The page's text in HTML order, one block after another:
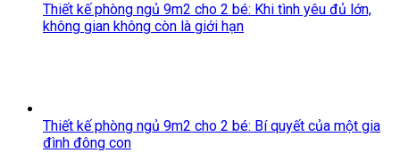
Thiết kế phòng ngủ 9m2 cho 2 bé: Khi tình yêu đủ lớn,
không gian không còn là giới hạn
Thiết kế phòng ngủ 9m2 cho 2 bé: Bí quyết của một gia
đình đông con